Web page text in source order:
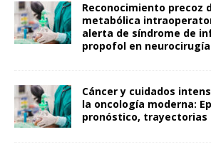
Reconocimiento precoz
metabólica
alerta de síndrome de
propofol en
Cáncer y cuidados
la oncología moderna:
pronóstico, trayectorias